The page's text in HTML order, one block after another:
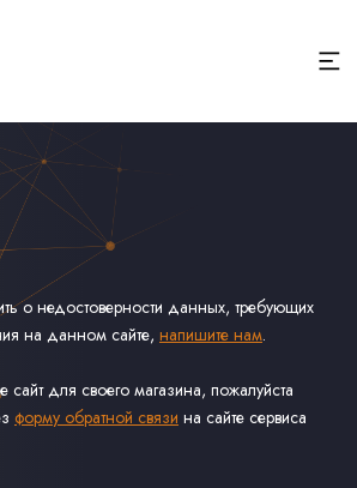
о недостоверности данных, требующих
на данном сайте, напишите нам.
сайт для своего магазина, пожалуйста
форму обратной связи на сайте сервиса